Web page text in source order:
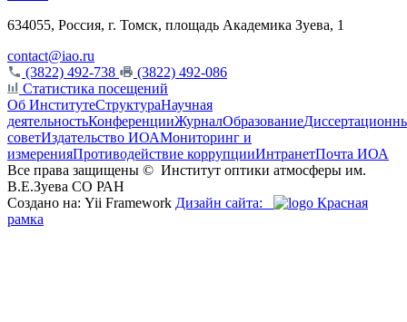
634055, Россия, г. Томск, площадь Академика Зуева, 1
contact@iao.ru
(3822) 492-738
(3822) 492-086
Статистика посещений
Об ИнститутеСтруктураНаучная
деятельностьКонференцииЖурналОбразование
советИздательство ИОАМониторинг и
измеренияПротиводействие коррупцииИнтранетПочта ИОА
Все права защищены © Институт оптики атмосферы им.
В.Е.Зуева СО РАН
Создано на: Yii Framework Дизайн сайта:
Красная
рамка